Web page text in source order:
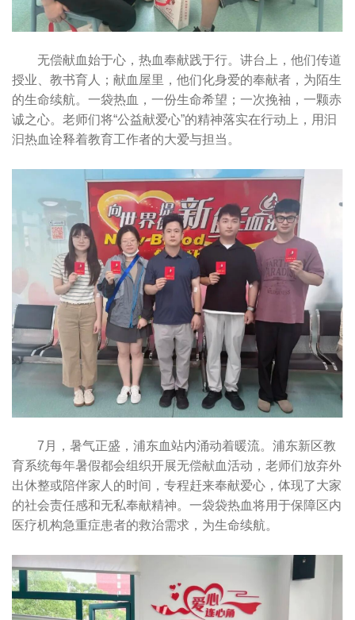
无偿献血始于心，热血奉献践于行。讲台上，他们传道
授业、教书育人；献血屋里，他们化身爱的奉献者，为陌生
的生命续航。一袋热血，一份生命希望；一次挽袖，一颗赤
诚之心。老师们将“公益献爱心”的精神落实在行动上，用汩
汩热血诠释着教育工作者的大爱与担当。
7月，暑气正盛，浦东血站内涌动着暖流。浦东新区教
育系统每年暑假都会组织开展无偿献血活动，老师们放弃外
出休整或陪伴家人的时间，专程赶来奉献爱心，体现了大家
的社会责任感和无私奉献精神。一袋袋热血将用于保障区内
医疗机构急重症患者的救治需求，为生命续航。